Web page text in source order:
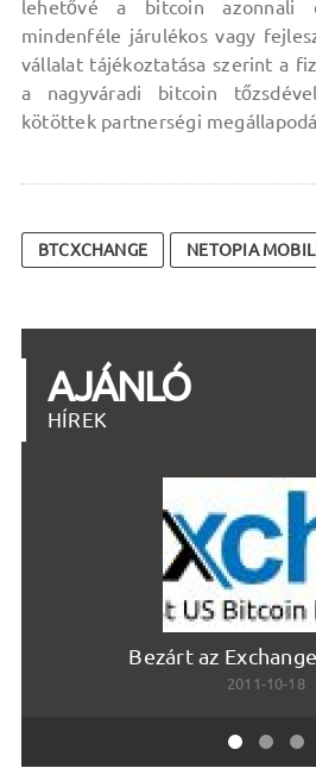
lehetővé a bitcoin azonnali
mindenféle járulékos vagy
vállalat tájékoztatása szerint a
a nagyváradi bitcoin
kötöttek partnerségi
BTCXCHANGE NETOPIA
AJÁNLÓ
HÍREK
Bezárt az
2011-10-18